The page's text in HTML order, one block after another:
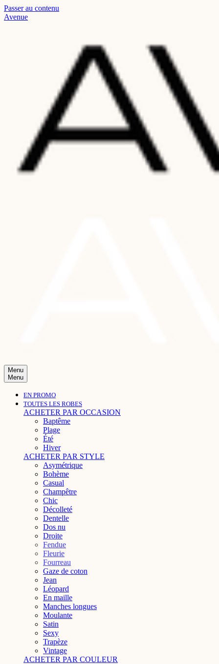
Read
Passer au contenu
Avenue
Menu
Menu
EN PROMO
TOUTES LES ROBES
ACHETER PAR OCCASION
Baptême
Plage
Été
Hiver
ACHETER PAR STYLE
Asymétrique
Bohème
Casual
Champêtre
Chic
Décolleté
Dentelle
Dos nu
Droite
Fendue
Fleurie
Fourreau
Gaze de coton
Jean
Léopard
En maille
Manches longues
Moulante
Satin
Sexy
Trapèze
Vintage
ACHETER PAR COULEUR